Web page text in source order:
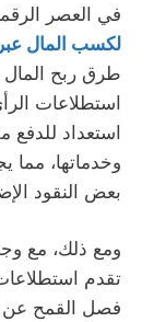
في العصر
لكسب المال عبر
طرق ربح المال
استطلاعات
استعداد للدفع
وخدماتها،
بعض النقود
ومع ذلك، مع
تقدم
فصل القمح عن